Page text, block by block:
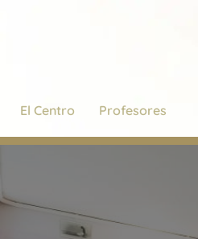
El Centro Profesores